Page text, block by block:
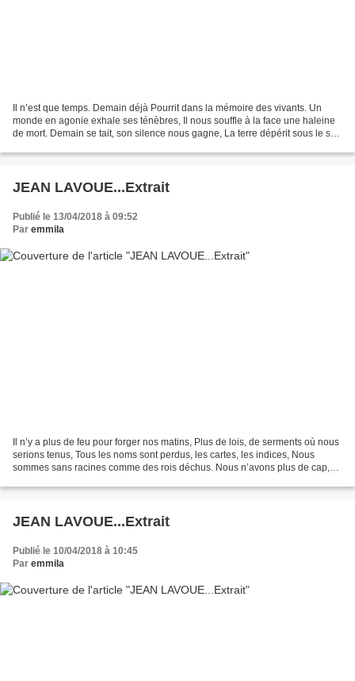
Il n’est que temps. Demain déjà Pourrit dans la mémoire des vivants. Un
monde en agonie exhale ses ténèbres, Il nous souffle à la face une haleine
de mort. Demain se tait, son silence nous gagne, La terre dépérit sous le sel
JEAN LAVOUE...Extrait
Publié le 13/04/2018 à 09:52
Par emmila
Il n’y a plus de feu pour forger nos matins, Plus de lois, de serments où nous
serions tenus, Tous les noms sont perdus, les cartes, les indices, Nous
sommes sans racines comme des rois déchus. Nous n’avons plus de cap,
JEAN LAVOUE...Extrait
Publié le 10/04/2018 à 10:45
Par emmila